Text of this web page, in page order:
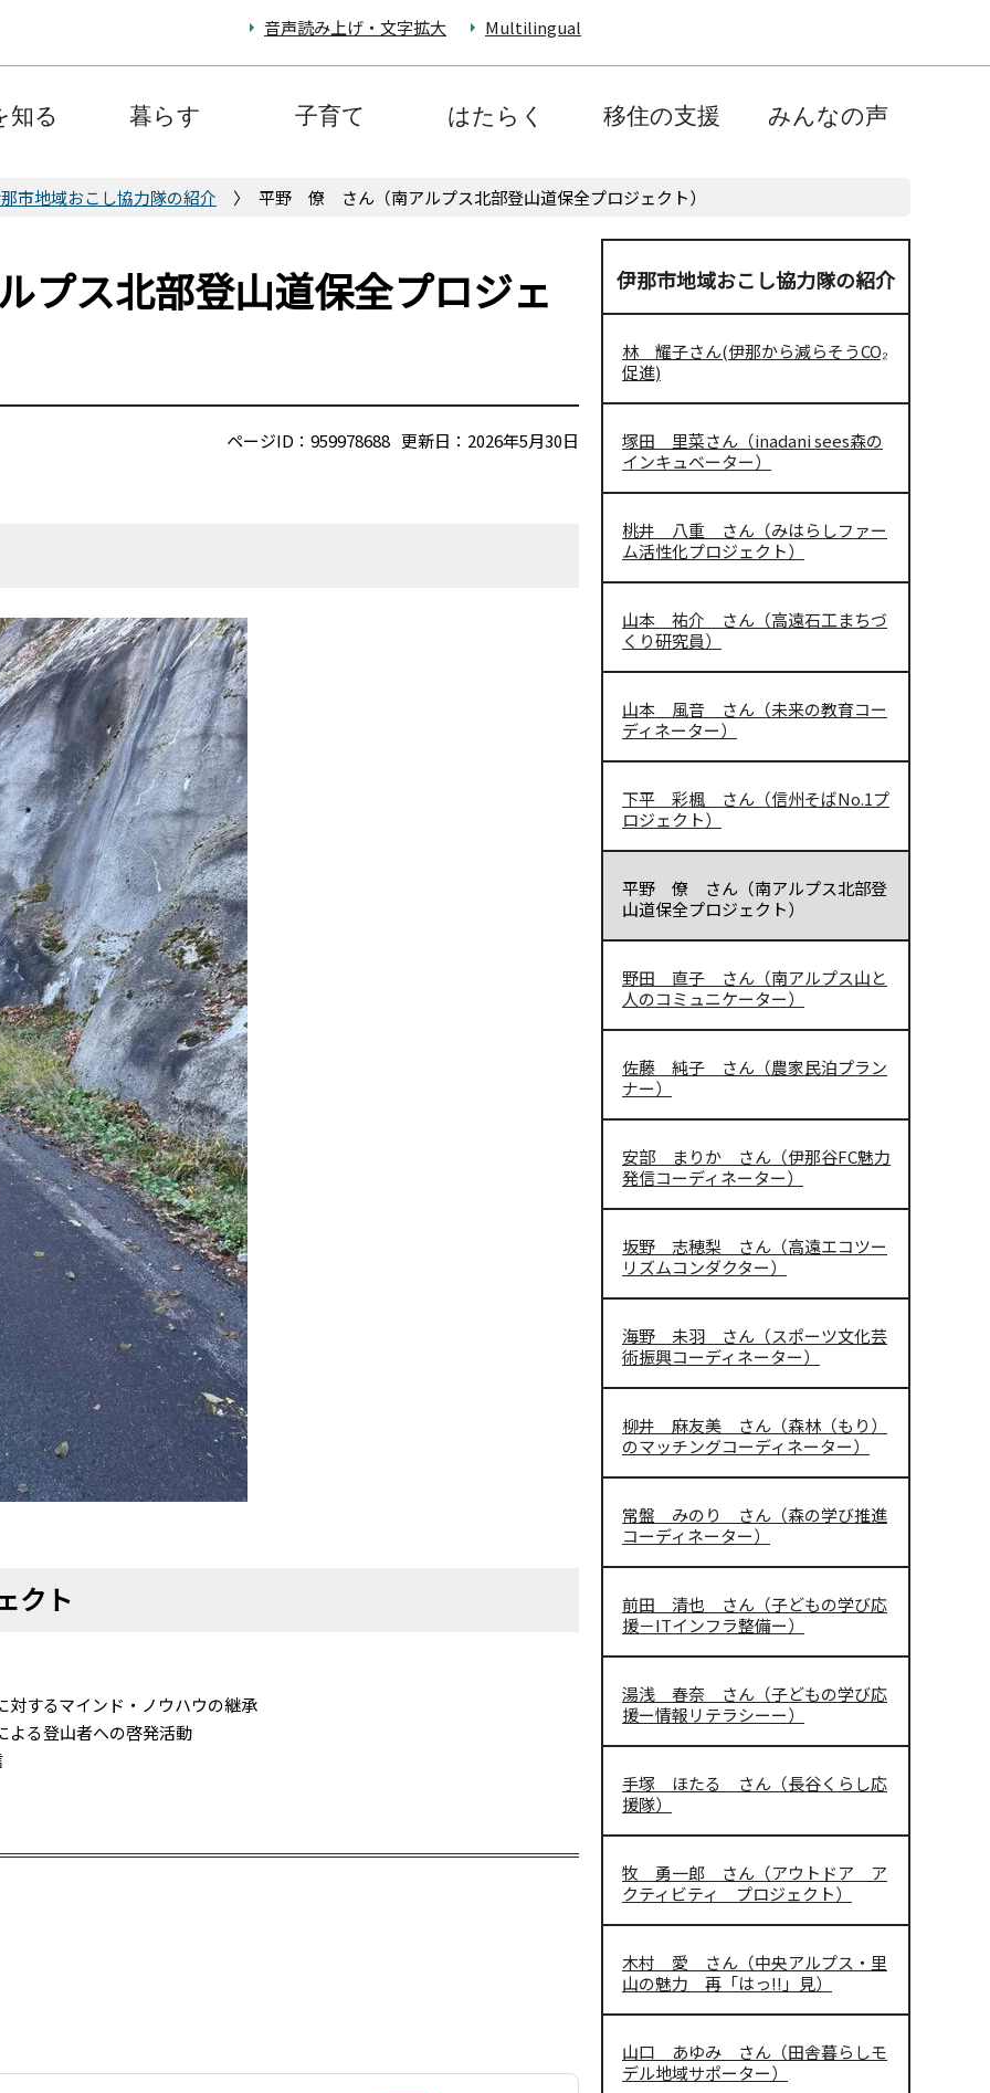
音声読み上げ・文字拡大 Multilingual
知る 暮らす 子育て はたらく 移住の支援 みんなの声
市地域おこし協力隊の紹介 平野 僚 さん（南アルプス北部登山道保全プロジェクト）
ス北部登山道保全プロジェ
ページID：959978688 更新日：2026年5月30日
クト
対するマインド・ノウハウの継承
よる登山者への啓発活動
伊那市地域おこし協力隊の紹介
林 耀子さん(伊那から減らそうCO₂
促進)
塚田 里菜さん（inadani sees森の
インキュベーター）
桃井 八重 さん（みはらしファー
ム活性化プロジェクト）
山本 祐介 さん（高遠石工まちづ
くり研究員）
山本 風音 さん（未来の教育コー
ディネーター）
下平 彩楓 さん（信州そばNo.1プ
ロジェクト）
平野 僚 さん（南アルプス北部登
山道保全プロジェクト）
野田 直子 さん（南アルプス山と
人のコミュニケーター）
佐藤 純子 さん（農家民泊プラン
ナー）
安部 まりか さん（伊那谷FC魅力
発信コーディネーター）
坂野 志穂梨 さん（高遠エコツー
リズムコンダクター）
海野 未羽 さん（スポーツ文化芸
術振興コーディネーター）
柳井 麻友美 さん（森林（もり）
のマッチングコーディネーター）
常盤 みのり さん（森の学び推進
コーディネーター）
前田 清也 さん（子どもの学び応
援－ITインフラ整備ー）
湯浅 春奈 さん（子どもの学び応
援ー情報リテラシーー）
手塚 ほたる さん（長谷くらし応
援隊）
牧 勇一郎 さん（アウトドア ア
クティビティ プロジェクト）
木村 愛 さん（中央アルプス・里
山の魅力 再「はっ!!」見）
山口 あゆみ さん（田舎暮らしモ
デル地域サポーター）